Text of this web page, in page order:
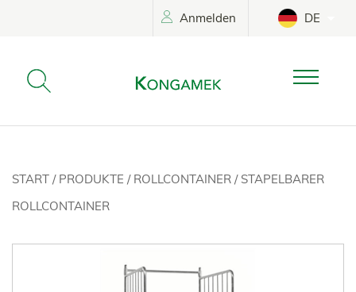
Anmelden DE
START / PRODUKTE / ROLLCONTAINER / STAPELBARER
ROLLCONTAINER